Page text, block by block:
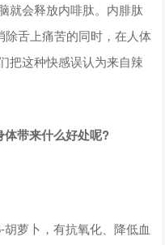
就会释放内啡肽。内腓肽
除舌上痛苦的同时，在人体
把这种快感误认为来自辣
带来什么好处呢?
萝卜，有抗氧化、降低血